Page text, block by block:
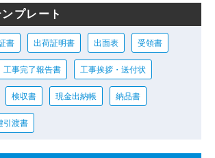
プレート
書 出荷証明書 出面表 受領書
工事完了報告書 工事挨拶・送付状
検収書 現金出納帳 納品書
引渡書